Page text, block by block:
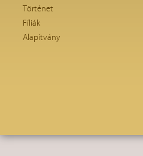
Történet
Fíliák
Alapítvány